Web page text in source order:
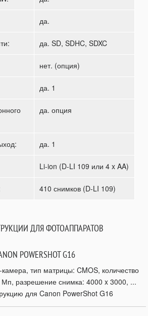
да.
да. SD, SDHC, SDXC
нет. (опция)
да. 1
да. опция
да. 1
Li-ion (D-LI 109 или 4 x AA)
410 снимков (D-LI 109)
ДЛЯ ФОТОАППАРАТОВ
POWERSHOT G16
тип матрицы: CMOS, количество
разрешение снимка: 4000 x 3000, ...
для Canon PowerShot G16